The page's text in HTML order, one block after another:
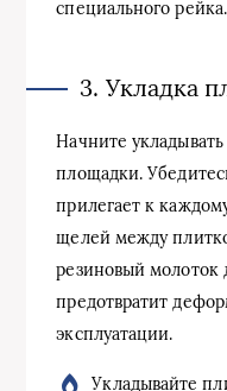
специального рейка.
3. Укладка
Начните
площадки.
прилегает к
щелей между
резиновый молоток
предотвратит
эксплуатации.
Укладывайте